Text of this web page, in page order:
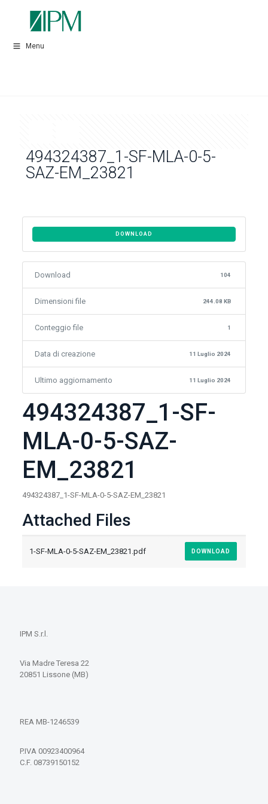
Menu
494324387_1-SF-MLA-0-5-
SAZ-EM_23821
DOWNLOAD
Download 104
Dimensioni file 244.08 KB
Conteggio file 1
Data di creazione 11 Luglio 2024
Ultimo aggiornamento 11 Luglio 2024
494324387_1-SF-
MLA-0-5-SAZ-
EM_23821
494324387_1-SF-MLA-0-5-SAZ-EM_23821
Attached Files
1-SF-MLA-0-5-SAZ-EM_23821.pdf DOWNLOAD
IPM S.r.l.
Via Madre Teresa 22
20851 Lissone (MB)
REA MB-1246539
P.IVA 00923400964
C.F. 08739150152